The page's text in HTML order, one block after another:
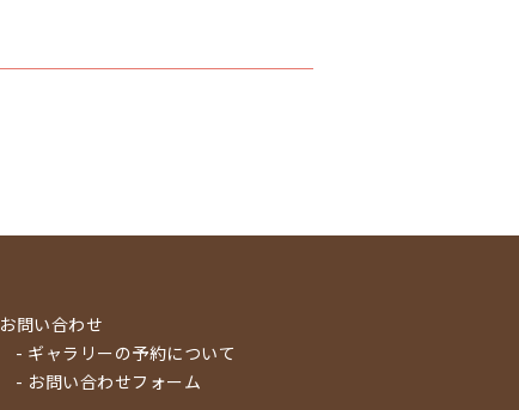
お問い合わせ
- ギャラリーの予約について
- お問い合わせフォーム